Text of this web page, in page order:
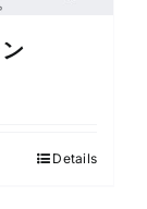
Details